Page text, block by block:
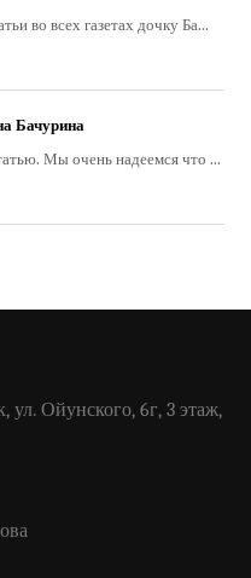
во всех газетах дочку Ба...
Бачурина
Мы очень надеемся что ...
ул. Ойунского, 6г, 3 этаж,